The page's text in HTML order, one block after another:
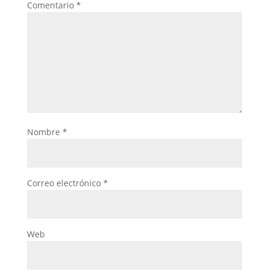
Comentario *
Nombre *
Correo electrónico *
Web